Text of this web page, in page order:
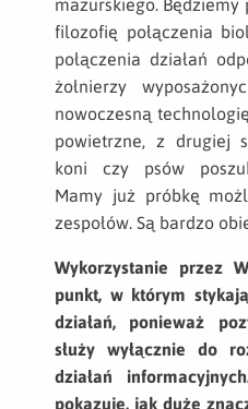
filozofię połączenia
połączenia działań
żołnierzy
nowoczesną
powietrzne, z drugiej
koni czy psów
Mamy już próbkę
zespołów. Są bardzo
Wykorzystanie przez
punkt, w którym
działań, ponieważ
służy wyłącznie do
działań
pokazuje, jak duże